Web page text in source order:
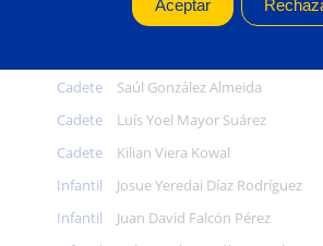
Giovanni Vannucchi
Cadete
Saúl González Almeida
Cadete
Luís Yoel Mayor Suárez
Cadete
Kilian Viera Kowal
Infantil
Josue Yeredai Díaz Rodríguez
Infantil
Juan David Falcón Pérez